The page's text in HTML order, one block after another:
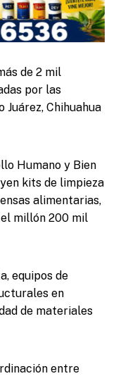
de 2 mil
por las
Chihuahua
Humano y Bien
kits de limpieza
alimentarias,
millón 200 mil
equipos de
en
de materiales
entre